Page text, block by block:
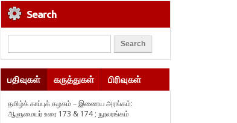
Search
பதிவுகள் கருத்துகள் பிரிவுகள்
தமிழ்க் காப்புக் கழகம் – இணைய அரங்கம்:
ஆளுமையர் உரை 173 & 174 ; நூலரங்கம்